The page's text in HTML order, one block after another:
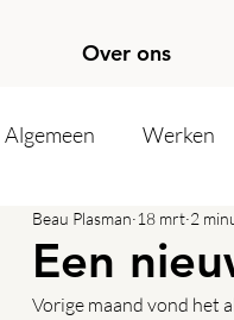
Over ons
Algemeen Werken
Een
Beau Plasman 18 mrt 2
Vorige maand vond het